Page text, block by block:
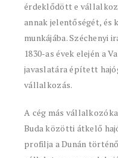
érdeklődött e
annak jelentőségét, és
munkájába. Széchenyi
1830-as évek elején a
javaslatára épített
vállalkozás.
A cég más
Buda közötti átkelő
profilja a Dunán